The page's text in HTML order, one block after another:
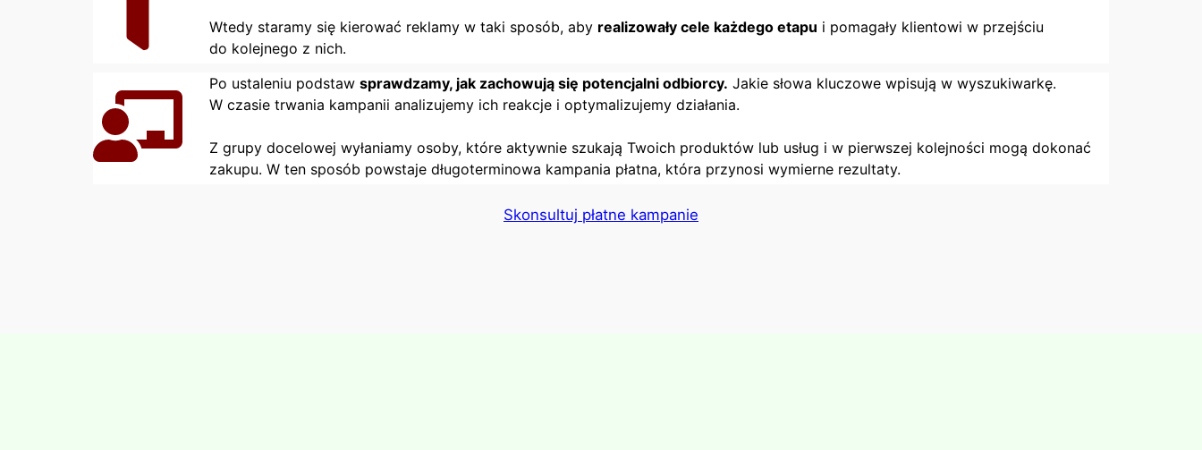
Wtedy staramy się kierować reklamy w taki sposób, aby realizowały cele każdego etapu i pomagały klientowi w przejściu
do kolejnego z nich.
Po ustaleniu podstaw sprawdzamy, jak zachowują się potencjalni odbiorcy. Jakie słowa kluczowe wpisują w wyszukiwarkę.
W czasie trwania kampanii analizujemy ich reakcje i optymalizujemy działania.
Z grupy docelowej wyłaniamy osoby, które aktywnie szukają Twoich produktów lub usług i w pierwszej kolejności mogą dokonać
zakupu. W ten sposób powstaje długoterminowa kampania płatna, która przynosi wymierne rezultaty.
Skonsultuj płatne kampanie